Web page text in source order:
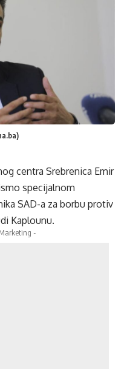
centra Srebrenica Emir
specijalnom
SAD-a za borbu protiv
Kaplounu.
-